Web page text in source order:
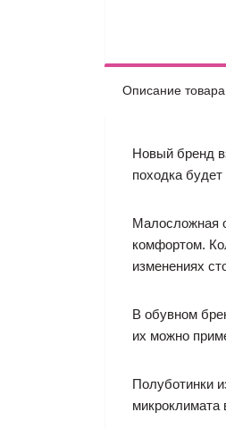
Описание товара
Новый бренд
походка
Малосложная
комфортом.
изменениях
В обувном
их можно
Полуботинки
микроклимата